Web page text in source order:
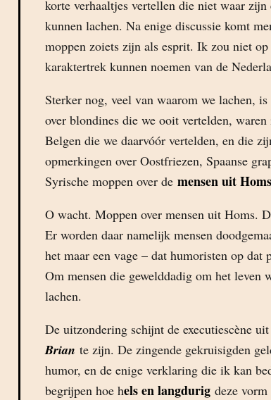
korte verhaaltjes vertellen die niet waar
kunnen lachen. Na enige discussie komt
moppen zoiets zijn als esprit. Ik zou niet
karaktertrek kunnen noemen van de
Sterker nog, veel van waarom we lachen,
over blondines die we ooit vertelden,
Belgen die we daarvóór vertelden, en die
opmerkingen over Oostfriezen, Spaanse
Syrische moppen over de mensen uit Homs
O wacht. Moppen over mensen uit Homs.
Er worden daar namelijk mensen
het maar een vage – dat humoristen op dat
Om mensen die gewelddadig om het leven
lachen.
De uitzondering schijnt de executiescène
Brian te zijn. De zingende gekruisigden
humor, en de enige verklaring die ik kan
begrijpen hoe hels en langdurig deze